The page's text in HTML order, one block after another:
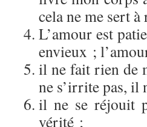
cela ne me sert à
L’amour est
envieux ;
il ne fait rien de
ne s’irrite pas, il
il ne se réjouit
vérité ;